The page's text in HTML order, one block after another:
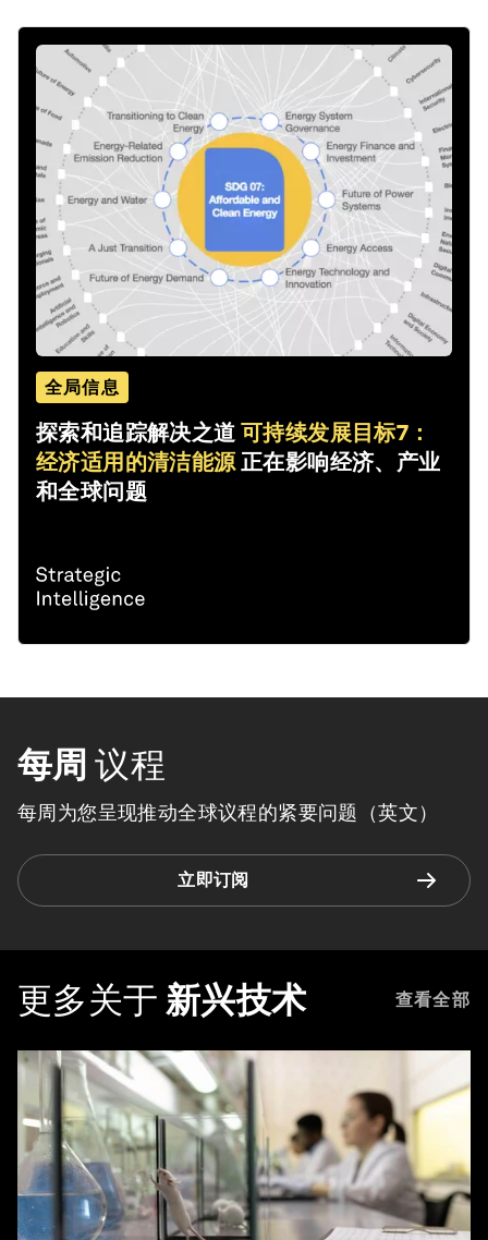
全局信息
探索和追踪解决之道可持续发展目标7：
经济适用的清洁能源正在影响经济、产业
和全球问题
每周 议程
每周为您呈现推动全球议程的紧要问题（英文）
立即订阅
更多关于 新兴技术 查看全部